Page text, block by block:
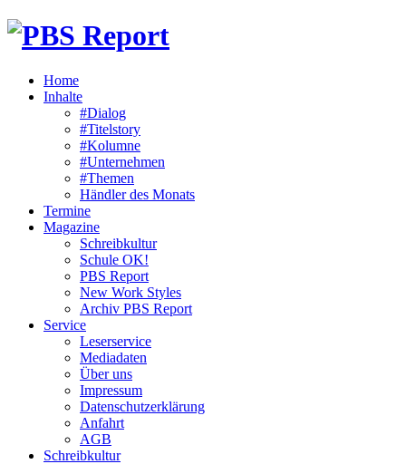
Home
Inhalte
#Dialog
#Titelstory
#Kolumne
#Unternehmen
#Themen
Händler des Monats
Termine
Magazine
Schreibkultur
Schule OK!
PBS Report
New Work Styles
Archiv PBS Report
Service
Leserservice
Mediadaten
Über uns
Impressum
Datenschutzerklärung
Anfahrt
AGB
Schreibkultur